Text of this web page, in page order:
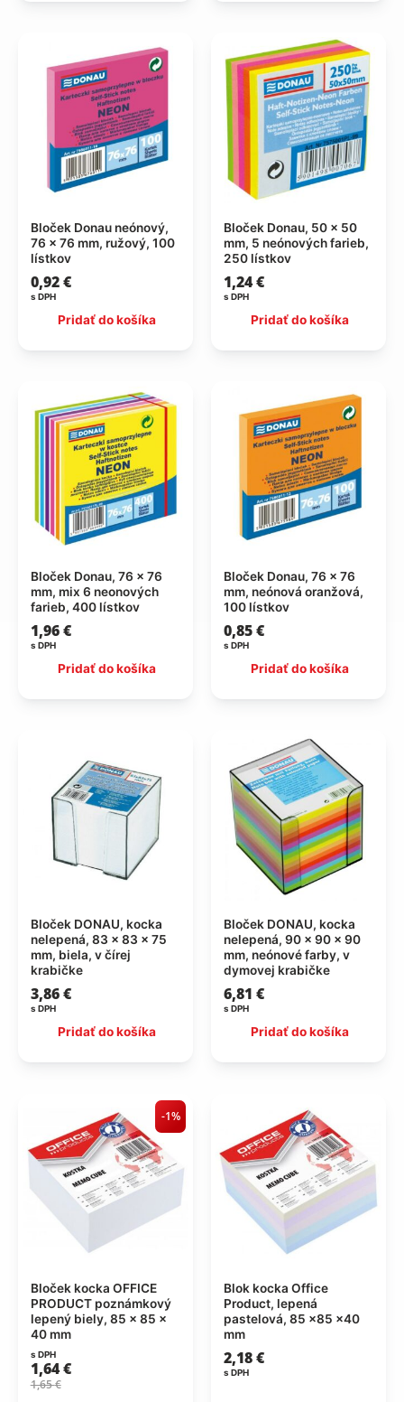
Bloček Donau neónový,
76 x 76 mm, ružový, 100
lístkov
0,92€
s DPH
Pridať do košíka
Bloček Donau, 50 x 50
mm, 5 neónových farieb,
250 lístkov
1,24€
s DPH
Pridať do košíka
Bloček Donau, 76 x 76
mm, mix 6 neonových
farieb, 400 lístkov
1,96€
s DPH
Pridať do košíka
Bloček Donau, 76 x 76
mm, neónová oranžová,
100 lístkov
0,85€
s DPH
Pridať do košíka
Bloček DONAU, kocka
nelepená, 83 x 83 x 75
mm, biela, v čírej
krabičke
3,86€
s DPH
Pridať do košíka
Bloček DONAU, kocka
nelepená, 90 x 90 x 90
mm, neónové farby, v
dymovej krabičke
6,81 €
s DPH
Pridať do košíka
-1%
Bloček kocka OFFICE
PRODUCT poznámkový
lepený biely, 85 x 85 x
40 mm
1,65€
1,64€
s DPH
Blok kocka Office
Product, lepená
pastelová, 85 ×85 ×40
mm
2,18€
s DPH